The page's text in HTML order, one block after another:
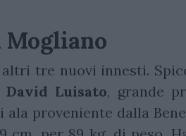
tre nuovi innesti.
David Luisato, grande
proveniente dalla